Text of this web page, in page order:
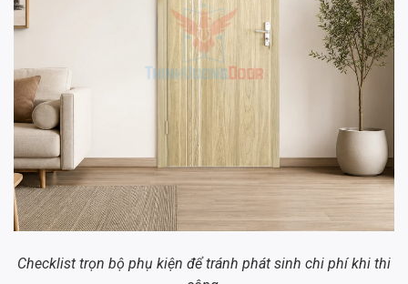
Checklist trọn bộ phụ kiện để tránh phát sinh chi phí khi thi